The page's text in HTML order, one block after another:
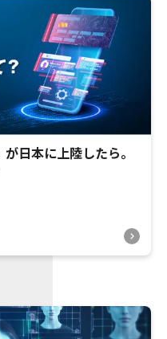
日本に上陸したら。